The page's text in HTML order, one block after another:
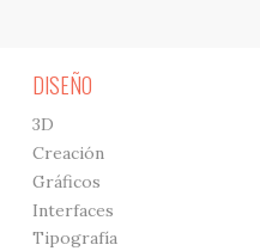
DISEÑO
3D
Creación
Gráficos
Interfaces
Tipografía